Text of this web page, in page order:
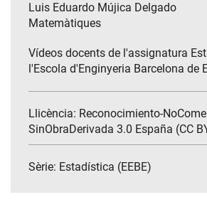
Luis Eduardo Mújica Delgado
Matemàtiques
Vídeos docents de l'assignatura
l'Escola d'Enginyeria Barcelona de
Llicència: Reconocimiento-
SinObraDerivada 3.0 España (CC
Sèrie: Estadística (EEBE)